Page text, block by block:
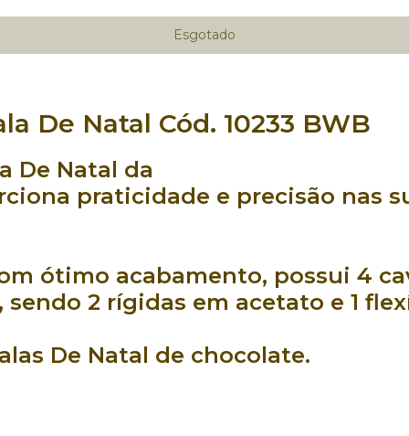
De Natal Cód. 10233 BWB
De Natal da
praticidade e precisão nas
ótimo acabamento, possui 4
sendo 2 rígidas em acetato e 1
De Natal de chocolate.